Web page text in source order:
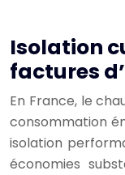
Isolation
factures
En France, le
consommation
isolation
économies